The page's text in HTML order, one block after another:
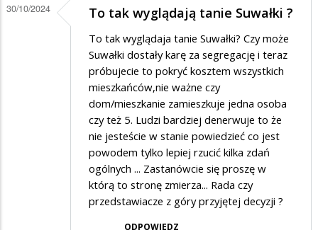
30/10/2024 To tak wyglądają tanie Suwałki ?
To tak wyglądaja tanie Suwałki? Czy może
Suwałki dostały karę za segregację i teraz
próbujecie to pokryć kosztem wszystkich
mieszkańców,nie ważne czy
dom/mieszkanie zamieszkuje jedna osoba
czy też 5. Ludzi bardziej denerwuje to że
nie jesteście w stanie powiedzieć co jest
powodem tylko lepiej rzucić kilka zdań
ogólnych ... Zastanówcie się proszę w
którą to stronę zmierza... Rada czy
przedstawiacze z góry przyjętej decyzji ?
ODPOWIEDZ